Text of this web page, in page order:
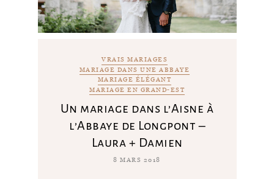
VRAIS MARIAGES
MARIAGE DANS UNE ABBAYE
MARIAGE ÉLÉGANT
MARIAGE EN GRAND-EST
Un mariage dans l’Aisne à
l’Abbaye de Longpont –
Laura + Damien
8 MARS 2018